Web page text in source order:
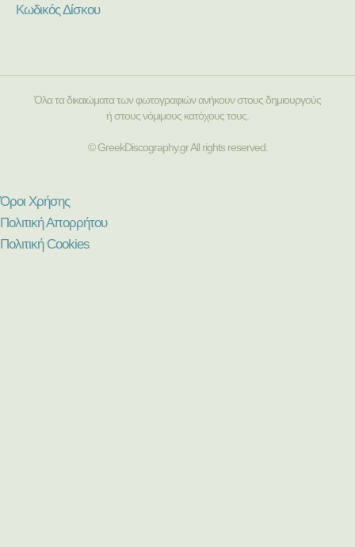
Κωδικός Δίσκου
Όλα τα δικαιώματα των φωτογραφιών ανήκουν στους δημιουργούς
ή στους νόμιμους κατόχους τους.
© GreekDiscography.gr All rights reserved.
Όροι Χρήσης
Πολιτική Απορρήτου
Πολιτική Cookies